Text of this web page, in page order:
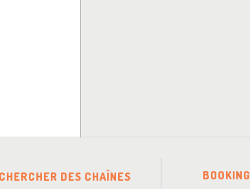
DES CHAÎNES BOOKING